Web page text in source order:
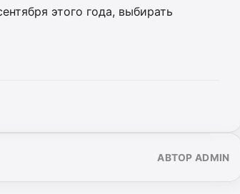
этого года, выбирать
АВТОР ADMIN